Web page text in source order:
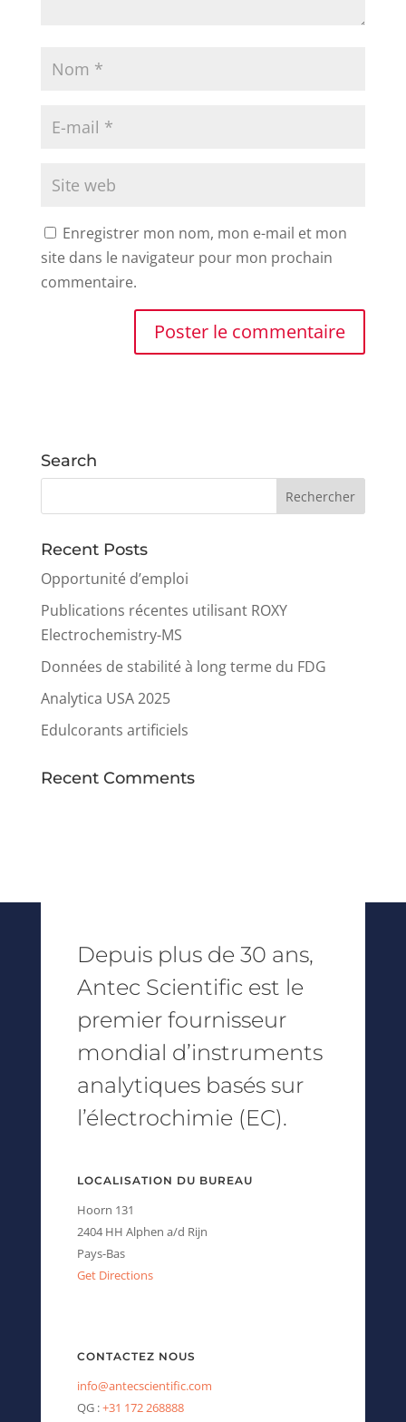
Enregistrer mon nom, mon e-mail et mon
site dans le navigateur pour mon prochain
commentaire.
Search
Recent Posts
Opportunité d’emploi
Publications récentes utilisant ROXY
Electrochemistry-MS
Données de stabilité à long terme du FDG
Analytica USA 2025
Edulcorants artificiels
Recent Comments
Depuis plus de 30 ans,
Antec Scientific est le
premier fournisseur
mondial d’instruments
analytiques basés sur
l’électrochimie (EC).
LOCALISATION DU BUREAU
Hoorn 131
2404 HH Alphen a/d Rijn
Pays-Bas
Get Directions
CONTACTEZ NOUS
info@antecscientific.com
QG :+31 172 268888